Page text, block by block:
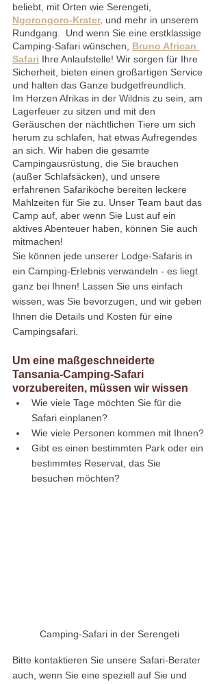
beliebt, mit Orten wie Serengeti,
Ngorongoro-Krater, und mehr in unserem
Rundgang.  Und wenn Sie eine erstklassige
Camping-Safari wünschen, Bruno African
Safari Ihre Anlaufstelle! Wir sorgen für Ihre
Sicherheit, bieten einen großartigen Service
und halten das Ganze budgetfreundlich.
Im Herzen Afrikas in der Wildnis zu sein, am
Lagerfeuer zu sitzen und mit den
Geräuschen der nächtlichen Tiere um sich
herum zu schlafen, hat etwas Aufregendes
an sich. Wir haben die gesamte
Campingausrüstung, die Sie brauchen
(außer Schlafsäcken), und unsere
erfahrenen Safariköche bereiten leckere
Mahlzeiten für Sie zu. Unser Team baut das
Camp auf, aber wenn Sie Lust auf ein
aktives Abenteuer haben, können Sie auch
mitmachen!
Sie können jede unserer Lodge-Safaris in
ein Camping-Erlebnis verwandeln - es liegt
ganz bei Ihnen! Lassen Sie uns einfach
wissen, was Sie bevorzugen, und wir geben
Ihnen die Details und Kosten für eine
Campingsafari.
Um eine maßgeschneiderte
Tansania-Camping-Safari
vorzubereiten, müssen wir wissen
Wie viele Tage möchten Sie für die
Safari einplanen?
Wie viele Personen kommen mit Ihnen?
Gibt es einen bestimmten Park oder ein
bestimmtes Reservat, das Sie
besuchen möchten?
Camping-Safari in der Serengeti
Bitte kontaktieren Sie unsere Safari-Berater
auch, wenn Sie eine speziell auf Sie und